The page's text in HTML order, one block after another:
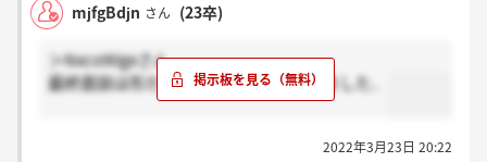
mjfgBdjn さん (23卒)
＞Nxco90geさん
最終面談は形だけと人事の方が言ってました．
2022年3月23日 20:22